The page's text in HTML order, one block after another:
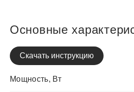
Основные
Скачать инструкцию
Мощность, Вт